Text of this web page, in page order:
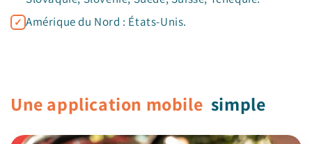
Amérique du Nord : États-Unis.
Une application mobile simple